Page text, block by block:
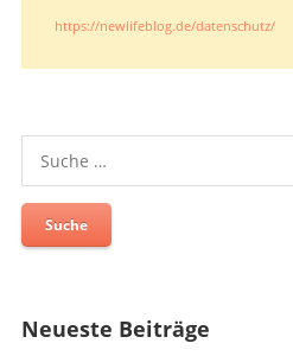
https://newlifeblog.de/datenschutz/
nach:
Neueste Beiträge